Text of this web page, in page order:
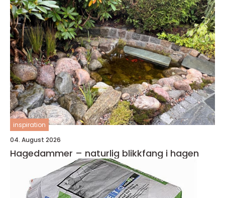
inspiration
04. August 2026
Hagedammer – naturlig blikkfang i hagen